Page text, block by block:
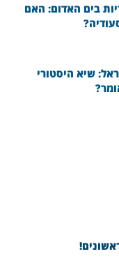
בים האדום: האם
שיא היסטורי